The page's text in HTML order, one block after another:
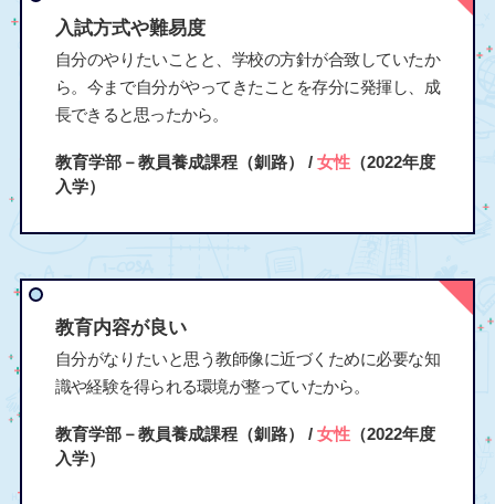
入試方式や難易度
自分のやりたいことと、学校の方針が合致していたか
ら。今まで自分がやってきたことを存分に発揮し、成
長できると思ったから。
教育学部－教員養成課程（釧路） / 女性（2022年度
入学）
教育内容が良い
自分がなりたいと思う教師像に近づくために必要な知
識や経験を得られる環境が整っていたから。
教育学部－教員養成課程（釧路） / 女性（2022年度
入学）